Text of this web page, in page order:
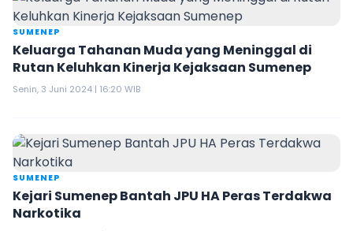
SUMENEP
Keluarga Tahanan Muda yang Meninggal di
Rutan Keluhkan Kinerja Kejaksaan Sumenep
Senin, 3 Juni 2024 | 16:20 WIB
SUMENEP
Kejari Sumenep Bantah JPU HA Peras Terdakwa
Narkotika